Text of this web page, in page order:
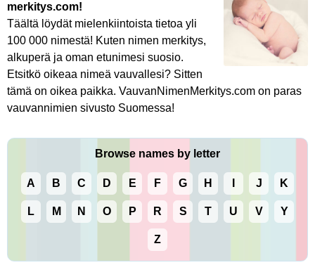
merkitys.com!
Täältä löydät mielenkiintoista tietoa yli
100 000 nimestä! Kuten nimen merkitys,
alkuperä ja oman etunimesi suosio.
Etsitkö oikeaa nimeä vauvallesi? Sitten
tämä on oikea paikka. VauvanNimenMerkitys.com on paras
vauvannimien sivusto Suomessa!
Browse names by letter
A B C D E F G H J K
L M N O P R S T U V Y
Z